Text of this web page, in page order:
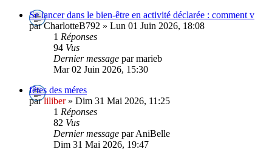
Se lancer dans le bien-être en activité déclarée : comment v
par CharlotteB792 » Lun 01 Juin 2026, 18:08
1 Réponses
94 Vus
Dernier message par marieb
Mar 02 Juin 2026, 15:30
fêtes des méres
parliliber» Dim 31 Mai 2026, 11:25
1 Réponses
82 Vus
Dernier message par AniBelle
Dim 31 Mai 2026, 19:47